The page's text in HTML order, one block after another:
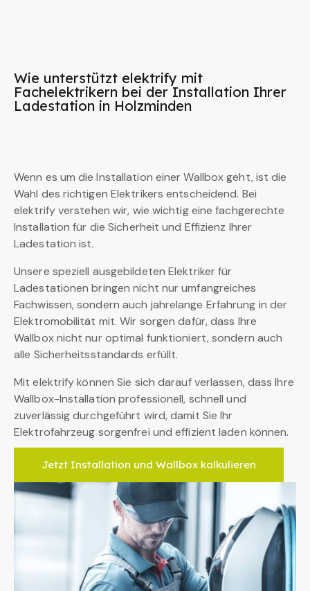
Wie unterstützt elektrify mit
Fachelektrikern bei der Installation Ihrer
Ladestation in Holzminden
Wenn es um die Installation einer Wallbox geht, ist die
Wahl des richtigen Elektrikers entscheidend. Bei
elektrify verstehen wir, wie wichtig eine fachgerechte
Installation für die Sicherheit und Effizienz Ihrer
Ladestation ist.
Unsere speziell ausgebildeten Elektriker für
Ladestationen bringen nicht nur umfangreiches
Fachwissen, sondern auch jahrelange Erfahrung in der
Elektromobilität mit. Wir sorgen dafür, dass Ihre
Wallbox nicht nur optimal funktioniert, sondern auch
alle Sicherheitsstandards erfüllt.
Mit elektrify können Sie sich darauf verlassen, dass Ihre
Wallbox-Installation professionell, schnell und
zuverlässig durchgeführt wird, damit Sie Ihr
Elektrofahrzeug sorgenfrei und effizient laden können.
Jetzt Installation und Wallbox kalkulieren